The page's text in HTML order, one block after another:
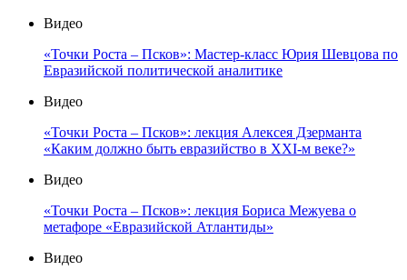
Видео
«Точки Роста – Псков»: Мастер-класс Юрия Шевцова по
Евразийской политической аналитике
Видео
«Точки Роста – Псков»: лекция Алексея Дзерманта
«Каким должно быть евразийство в XXI-м веке?»
Видео
«Точки Роста – Псков»: лекция Бориса Межуева о
метафоре «Евразийской Атлантиды»
Видео